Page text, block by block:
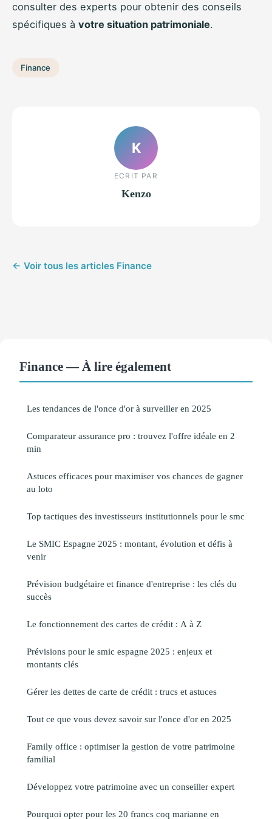
consulter des experts pour obtenir des conseils
spécifiques à votre situation patrimoniale.
Finance
K
ECRIT PAR
Kenzo
← Voir tous les articles Finance
Finance — À lire également
Les tendances de l'once d'or à surveiller en 2025
Comparateur assurance pro : trouvez l'offre idéale en 2
min
Astuces efficaces pour maximiser vos chances de gagner
au loto
Top tactiques des investisseurs institutionnels pour le smc
Le SMIC Espagne 2025 : montant, évolution et défis à
venir
Prévision budgétaire et finance d'entreprise : les clés du
succès
Le fonctionnement des cartes de crédit : A à Z
Prévisions pour le smic espagne 2025 : enjeux et
montants clés
Gérer les dettes de carte de crédit : trucs et astuces
Tout ce que vous devez savoir sur l'once d'or en 2025
Family office : optimiser la gestion de votre patrimoine
familial
Développez votre patrimoine avec un conseiller expert
Pourquoi opter pour les 20 francs coq marianne en